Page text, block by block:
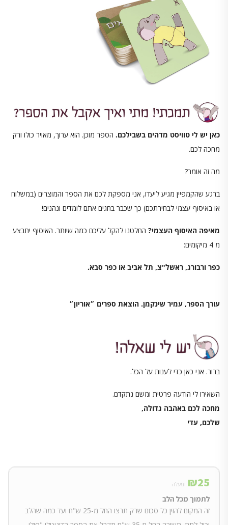
כאן יש לי טוויסט מדהים בשבילכם. הספר מוכן. הוא ערוך, מאויר כולו ורק
מחכה לכם.
מה זה אומר?
ברגע שהקמפיין מגיע ליעדו, אני מספקת לכם את הספר והמוצרים (במשלוח
או באיסוף עצמי לבחירתכם) כך שכבר בחגים אתם לומדים ונהנים!
מאיפה האיסוף העצמי? החלטנו להקל עליכם כמה שיותר. האיסוף יתבצע
מ 4 מיקומים:
כפר ורבורג, ראשל"צ, תל אביב או כפר סבא.
עורך הספר, עמיר שינקמן. הוצאת ספרים ״אוריון״
ברור. אני כאן כדי לענות על הכל.
השאירו לי הודעה פרטית ומשם נתקדם.
מחכה לכם באהבה גדולה,
שלכם, עדי
₪25 ומעלה
לתמוך מכל הלב
זה המקום להזין כל סכום שרק תרצו החל מ-25 ש"ח ועד כמה שהלב